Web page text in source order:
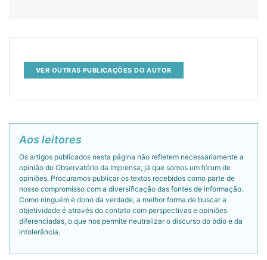
VER OUTRAS PUBLICAÇÕES DO AUTOR
Aos leitores
Os artigos publicados nesta página não refletem necessariamente a
opinião do Observatório da Imprensa, já que somos um fórum de
opiniões. Procuramos publicar os textos recebidos como parte de
nosso compromisso com a diversificação das fontes de informação.
Como ninguém é dono da verdade, a melhor forma de buscar a
objetividade é através do contato com perspectivas e opiniões
diferenciadas, o que nos permite neutralizar o discurso do ódio e da
intolerância.